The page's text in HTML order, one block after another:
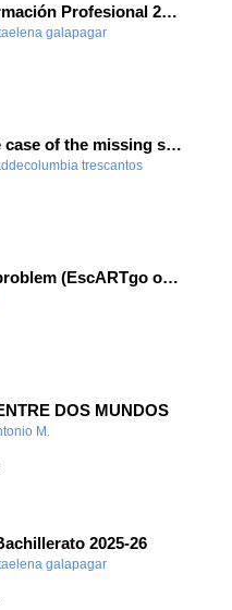
Graduación Formación Profesional 2025-26
galapagar-
Teatro 5ºP - The case of the missing school
trescantos-
LOVA Un petit problem (EscARTgo opera company)
DOS MUNDOS
M.
2025-26
galapagar-